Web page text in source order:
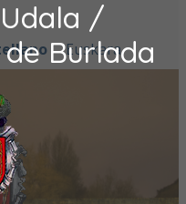
/
Burlada
Euskara